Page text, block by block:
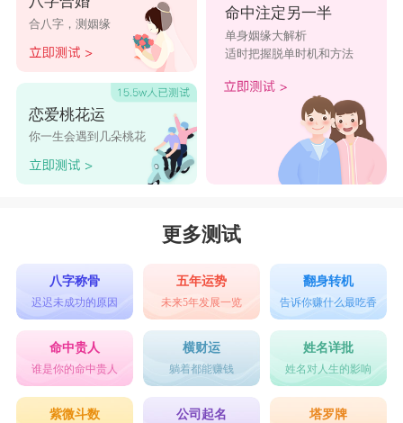
合八字，测姻缘
恋爱桃花运
你一生会遇到几朵桃花
命中注定另一半
单身姻缘大解析
适时把握脱单时机和方法
更多测试
八字称骨
迟迟未成功的原因
五年运势
未来5年发展一览
翻身转机
告诉你赚什么最吃香
命中贵人
谁是你的命中贵人
横财运
躺着都能赚钱
姓名详批
姓名对人生的影响
紫微斗数 公司起名 塔罗牌